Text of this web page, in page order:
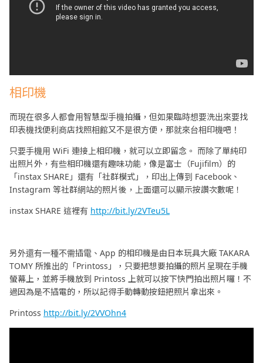
相印機
而現在很多人都會用智慧型手機拍攝，但如果臨時想要洗出來要找
印表機找便利商店找照相館又不是很方便，那就來台相印機吧！
只要手機用 WiFi 連接上相印機，就可以立即留念。 而除了單純印
出照片外，有些相印機還有趣味功能，像是富士（Fujifilm）的
「instax SHARE」還有「社群模式」，印出上傳到 Facebook、
Instagram 等社群網站的照片後，上面還可以顯示按讚次數呢！
instax SHARE 這裡有 http://bit.ly/2VTeu5L
另外還有一種不需插電、App 的相印機是由日本玩具大廠 TAKARA
TOMY 所推出的「Printoss」，只要把想要拍攝的照片呈現在手機
螢幕上，並將手機放到 Printoss 上就可以按下快門拍出照片囉！不
過因為是不插電的，所以記得手動轉動按鈕把照片拿出來。
Printoss http://bit.ly/2VVOhn4